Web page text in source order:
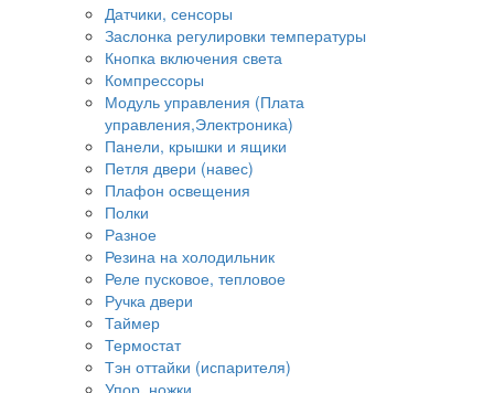
Датчики, сенсоры
Заслонка регулировки температуры
Кнопка включения света
Компрессоры
Модуль управления (Плата
управления,Электроника)
Панели, крышки и ящики
Петля двери (навес)
Плафон освещения
Полки
Разное
Резина на холодильник
Реле пусковое, тепловое
Ручка двери
Таймер
Термостат
Тэн оттайки (испарителя)
Упор, ножки